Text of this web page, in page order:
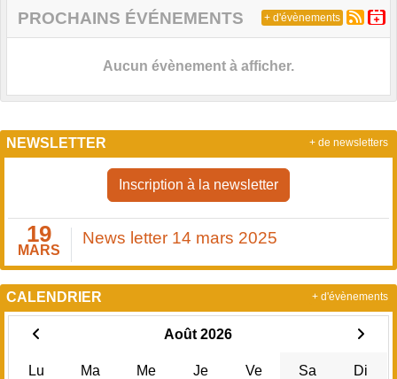
PROCHAINS ÉVÉNEMENTS
Aucun évènement à afficher.
+ d'évènements
NEWSLETTER
Inscription à la newsletter
19
MARS
News letter 14 mars 2025
+ de newsletters
CALENDRIER
Août 2026
Lu Ma Me Je Ve Sa Di
+ d'évènements